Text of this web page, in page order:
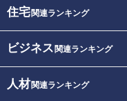
住宅関連ランキング
ビジネス 関連ランキング
人材関連ランキング